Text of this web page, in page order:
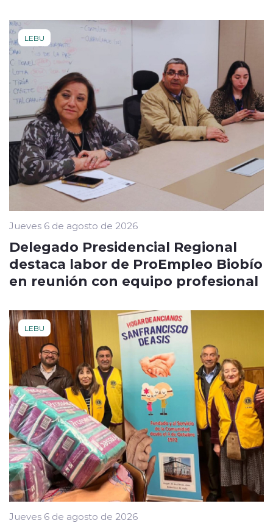
LEBU
Jueves 6 de agosto de 2026
Delegado Presidencial Regional
destaca labor de ProEmpleo Biobío
en reunión con equipo profesional
LEBU
Jueves 6 de agosto de 2026